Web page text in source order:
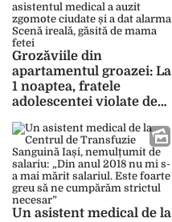
Grozăviile din
apartamentul groazei: La
1 noaptea, fratele
adolescentei violate de
zgomote ciudate și a dat
alarma. Scenă ireală,
găsită de mama fetei
Un asistent medical de la